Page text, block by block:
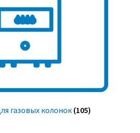
газовых колонок (105)